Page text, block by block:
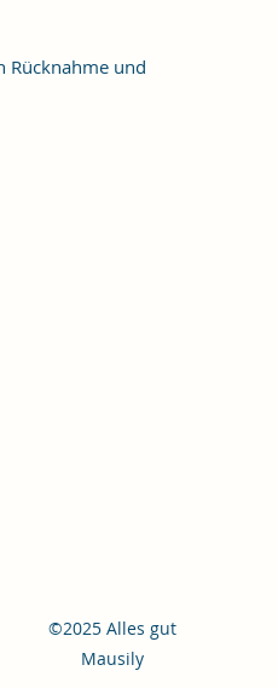
Rücknahme und
©2025 Alles gut
Mausily